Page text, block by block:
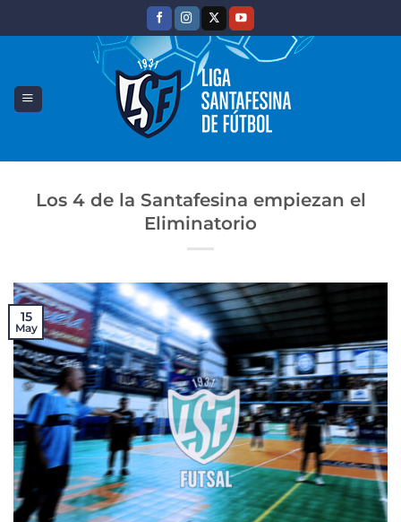
Los 4 de la Santafesina empiezan el
Eliminatorio
15
May